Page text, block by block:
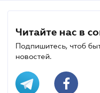
Читайте нас в
Подпишитесь, чтоб
новостей.